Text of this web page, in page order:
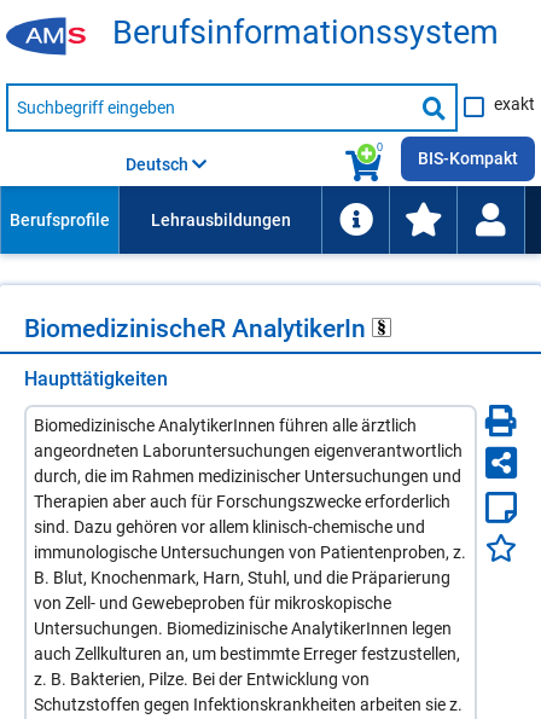
Be­rufs­in­for­ma­ti­ons­sys­tem
Suche
nach
Suche
starten
exakt
0
Deutsch BIS-Kompakt
Bio­me­di­zi­ni­scheR Ana­ly­ti­ke­rIn
Haupttätigkeiten
Biomedizinische AnalytikerInnen führen alle ärztlich
angeordneten Laboruntersuchungen eigenverantwortlich
durch, die im Rahmen medizinischer Untersuchungen und
Therapien aber auch für Forschungszwecke erforderlich
sind. Dazu gehören vor allem klinisch-chemische und
immunologische Untersuchungen von Patientenproben, z.
B. Blut, Knochenmark, Harn, Stuhl, und die Präparierung
von Zell- und Gewebeproben für mikroskopische
Untersuchungen. Biomedizinische AnalytikerInnen legen
auch Zellkulturen an, um bestimmte Erreger festzustellen,
z. B. Bakterien, Pilze. Bei der Entwicklung von
Schutzstoffen gegen Infektionskrankheiten arbeiten sie z.